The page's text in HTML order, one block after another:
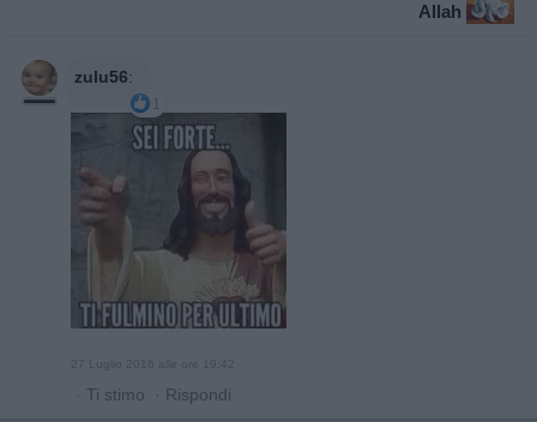
Allah
zulu56:
1
27 Luglio 2016 alle ore 19:42
· Ti stimo · Rispondi